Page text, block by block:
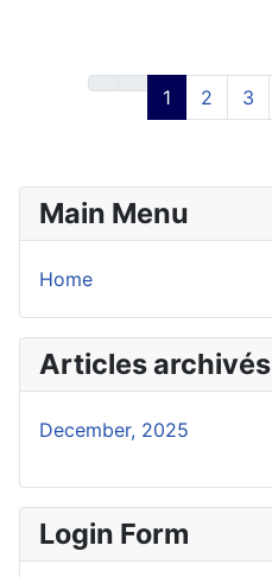
1 2 3
Main Menu
Home
Articles archivés
December, 2025
Login Form